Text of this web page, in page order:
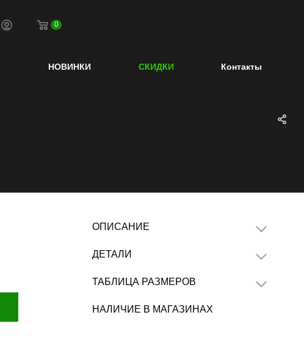
0
НОВИНКИ СКИДКИ Контакты
ОПИСАНИЕ
ДЕТАЛИ
ТАБЛИЦА РАЗМЕРОВ
НАЛИЧИЕ В МАГАЗИНАХ